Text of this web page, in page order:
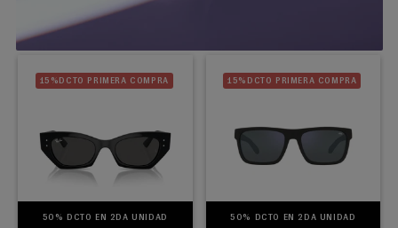
15%DCTO PRIMERA COMPRA
50% DCTO EN 2DA UNIDAD
15%DCTO PRIMERA COMPRA
50% DCTO EN 2DA UNIDAD